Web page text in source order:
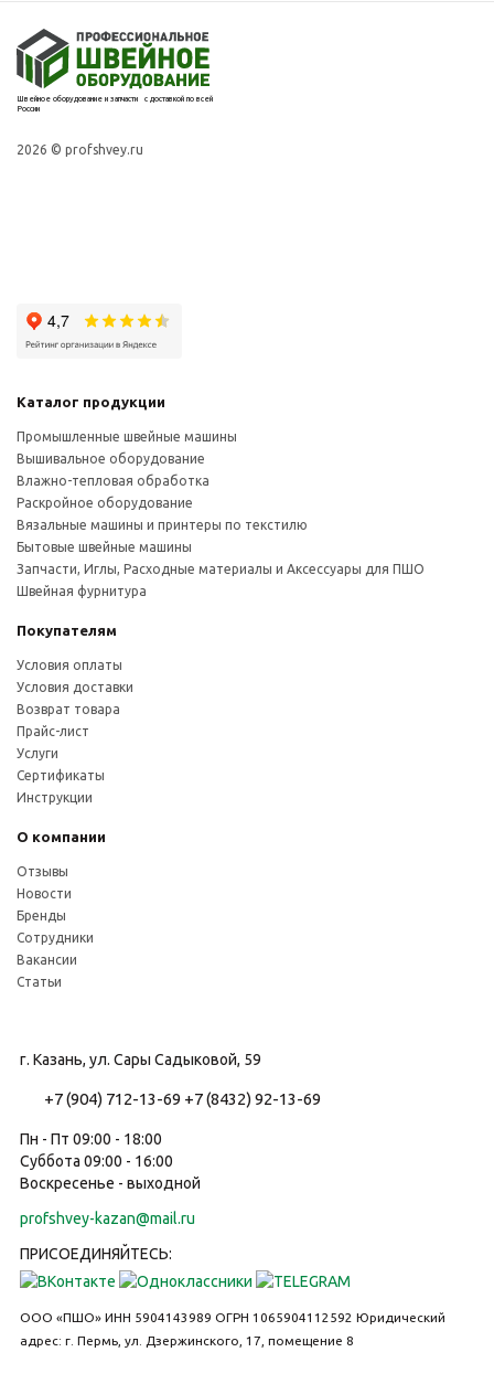
г. Казань, ул. Сары Садыковой, 59
+7 (904) 712-13-69 +7 (8432) 92-13-69
Пн - Пт 09:00 - 18:00
Суббота 09:00 - 16:00
Воскресенье - выходной
profshvey-kazan@mail.ru
ПРИСОЕДИНЯЙТЕСЬ:
ООО «ПШО» ИНН 5904143989 ОГРН 1065904112592 Юридический
адрес: г. Пермь, ул. Дзержинского, 17, помещение 8
Швейное оборудование и запчасти с доставкой по всей
России
2026 © profshvey.ru
Каталог продукции
Промышленные швейные машины
Вышивальное оборудование
Влажно-тепловая обработка
Раскройное оборудование
Вязальные машины и принтеры по текстилю
Бытовые швейные машины
Запчасти, Иглы, Расходные материалы и Аксессуары для ПШО
Швейная фурнитура
Покупателям
Условия оплаты
Условия доставки
Возврат товара
Прайс-лист
Услуги
Сертификаты
Инструкции
О компании
Отзывы
Новости
Бренды
Сотрудники
Вакансии
Статьи